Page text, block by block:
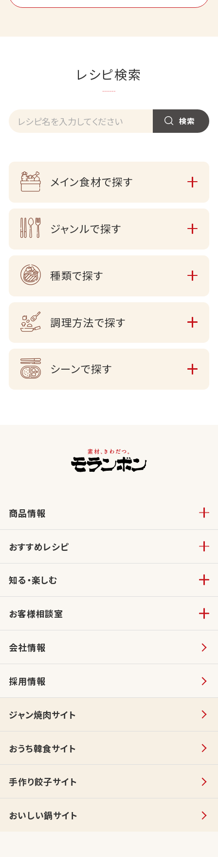
レシピ検索
メイン食材で探す
ジャンルで探す
種類で探す
調理方法で探す
シーンで探す
商品情報
おすすめレシピ
知る・楽しむ
お客様相談室
会社情報
採用情報
ジャン焼肉サイト
おうち韓食サイト
手作り餃子サイト
おいしい鍋サイト